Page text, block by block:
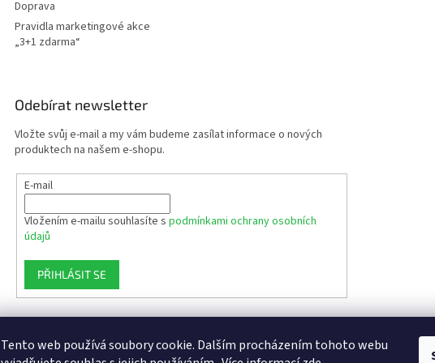
Tento web používá soubory cookie. Dalším procházením tohoto webu
Doprava
Pravidla marketingové akce
„3+1 zdarma“
Odebírat newsletter
Vložte svůj e-mail a my vám budeme zasílat informace o nových
produktech na našem e-shopu.
E-mail
Vložením e-mailu souhlasíte s podmínkami ochrany osobních
údajů
PŘIHLÁSIT SE